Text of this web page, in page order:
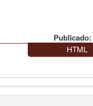
Publicado:
HTML